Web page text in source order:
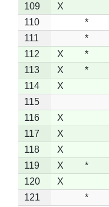
109
X
110
*
111
*
112
X *
113
X *
114
X
115
116
X
117
X
118
X
119
X *
120
X
121
*